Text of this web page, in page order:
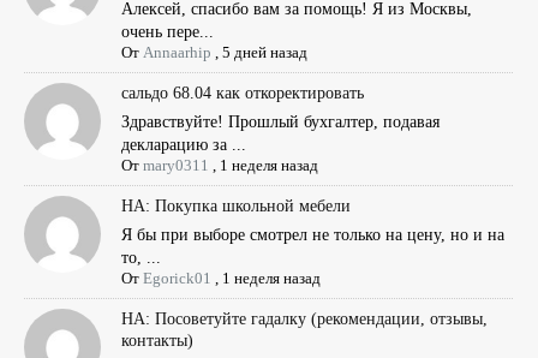
Алексей, спасибо вам за помощь! Я из Москвы,
очень пере...
От Annaarhip ,5 дней назад
сальдо 68.04 как откоректировать
Здравствуйте! Прошлый бухгалтер, подавая
декларацию за ...
Отmary0311 1 неделя назад
НА: Покупка школьной мебели
Я бы при выборе смотрел не только на цену, но и на
то, ...
ОтEgorick01 1 неделя назад
НА: Посоветуйте гадалку (рекомендации, отзывы,
контакты)